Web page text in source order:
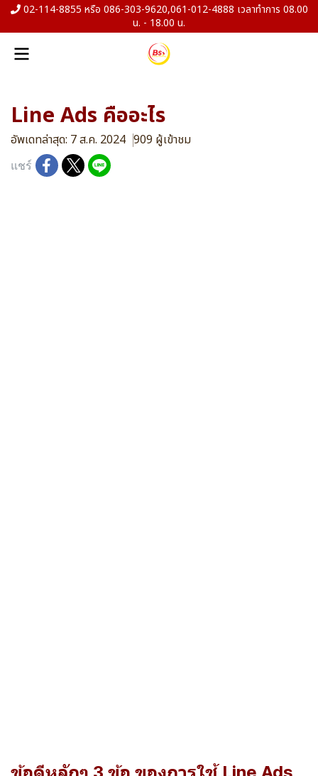
02-114-8855 หรือ 086-303-9620,061-012-4888 เวลาทำการ 08.00
น. - 18.00 น.
Line Ads คืออะไร
อัพเดทล่าสุด: 7 ส.ค. 2024 909 ผู้เข้าชม
แชร์
ข้อดีหลักๆ 3 ข้อ ของการใช้ Line Ads